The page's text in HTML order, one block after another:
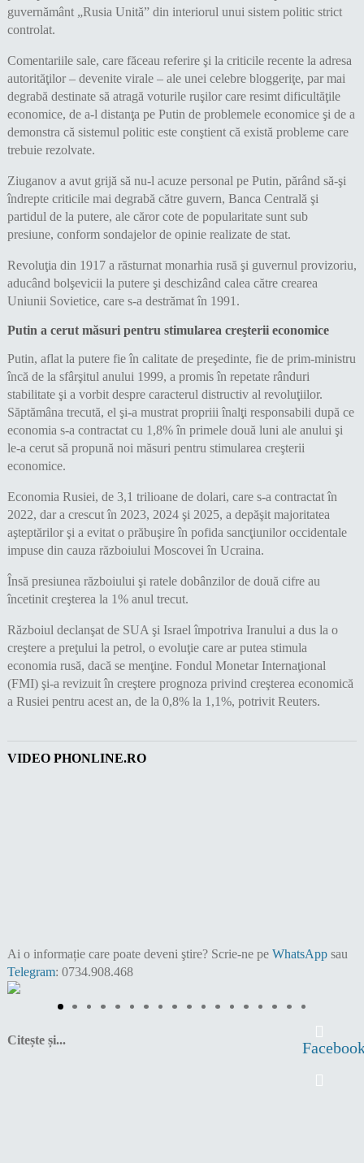
guvernământ „Rusia Unită” din interiorul unui sistem politic strict
controlat.
Comentariile sale, care făceau referire şi la criticile recente la adresa
autorităţilor – devenite virale – ale unei celebre bloggeriţe, par mai
degrabă destinate să atragă voturile ruşilor care resimt dificultăţile
economice, de a-l distanţa pe Putin de problemele economice şi de a
demonstra că sistemul politic este conştient că există probleme care
trebuie rezolvate.
Ziuganov a avut grijă să nu-l acuze personal pe Putin, părând să-şi
îndrepte criticile mai degrabă către guvern, Banca Centrală şi
partidul de la putere, ale căror cote de popularitate sunt sub
presiune, conform sondajelor de opinie realizate de stat.
Revoluţia din 1917 a răsturnat monarhia rusă şi guvernul provizoriu,
aducând bolşevicii la putere şi deschizând calea către crearea
Uniunii Sovietice, care s-a destrămat în 1991.
Putin a cerut măsuri pentru stimularea creşterii economice
Putin, aflat la putere fie în calitate de preşedinte, fie de prim-ministru
încă de la sfârşitul anului 1999, a promis în repetate rânduri
stabilitate şi a vorbit despre caracterul distructiv al revoluţiilor.
Săptămâna trecută, el şi-a mustrat propriii înalţi responsabili după ce
economia s-a contractat cu 1,8% în primele două luni ale anului şi
le-a cerut să propună noi măsuri pentru stimularea creşterii
economice.
Economia Rusiei, de 3,1 trilioane de dolari, care s-a contractat în
2022, dar a crescut în 2023, 2024 şi 2025, a depăşit majoritatea
aşteptărilor şi a evitat o prăbuşire în pofida sancţiunilor occidentale
impuse din cauza războiului Moscovei în Ucraina.
Însă presiunea războiului şi ratele dobânzilor de două cifre au
încetinit creşterea la 1% anul trecut.
Războiul declanşat de SUA şi Israel împotriva Iranului a dus la o
creştere a preţului la petrol, o evoluţie care ar putea stimula
economia rusă, dacă se menţine. Fondul Monetar Internaţional
(FMI) şi-a revizuit în creştere prognoza privind creşterea economică
a Rusiei pentru acest an, de la 0,8% la 1,1%, potrivit Reuters.
VIDEO PHONLINE.RO
Ai o informație care poate deveni ştire? Scrie-ne pe WhatsAppsau
Telegram: 0734.908.468
Citește și...